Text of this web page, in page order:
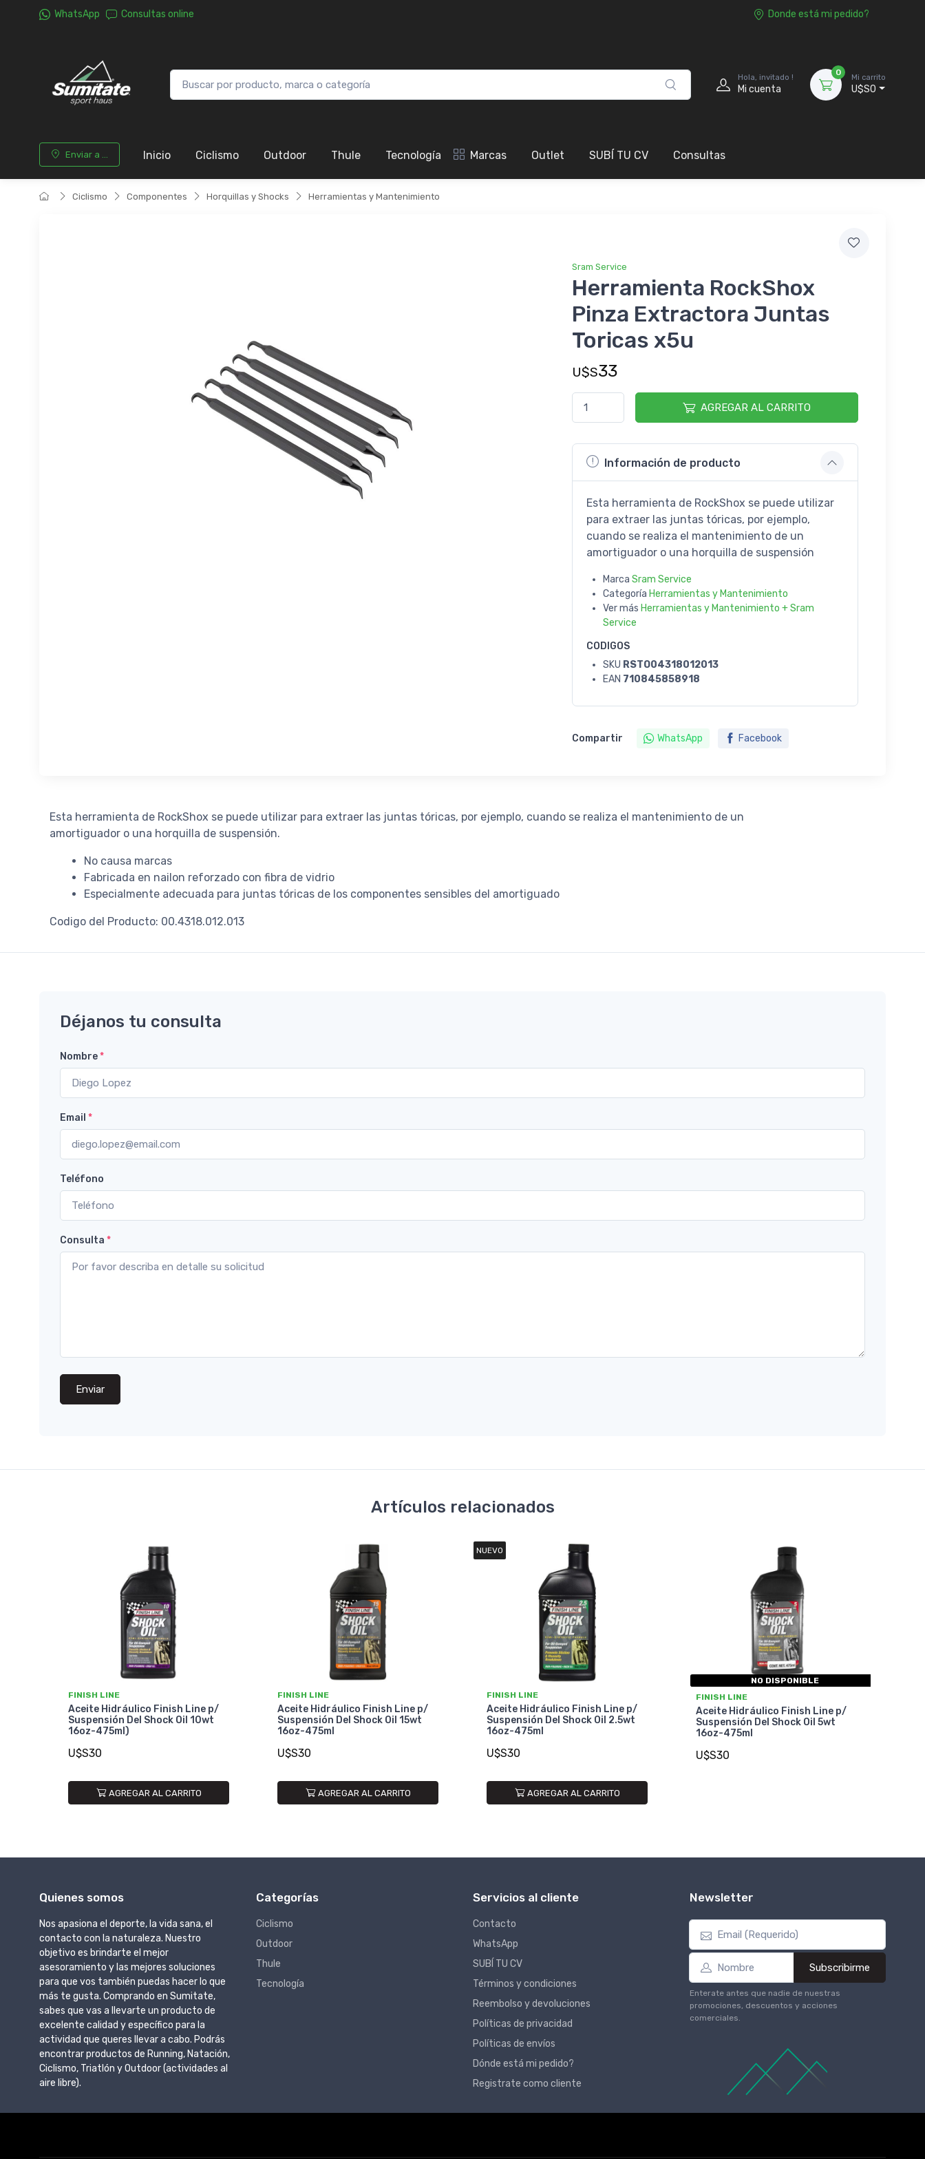
WhatsApp Consultas online Donde está mi pedido?
Hola, invitado !
Mi cuenta
0
Mi carrito
U$S0
Enviar a ... Inicio Ciclismo Outdoor Thule Tecnología Marcas Outlet SUBÍ TU CV Consultas
Ciclismo Componentes Horquillas y Shocks Herramientas y Mantenimiento
Sram Service
Herramienta RockShox
Pinza Extractora Juntas
Toricas x5u
U$S33
AGREGAR AL CARRITO
Información de producto
Esta herramienta de RockShox se puede utilizar
para extraer las juntas tóricas, por ejemplo,
cuando se realiza el mantenimiento de un
amortiguador o una horquilla de suspensión
Marca Sram Service
Categoría Herramientas y Mantenimiento
Ver más Herramientas y Mantenimiento + Sram
Service
CODIGOS
SKU RSTO04318012013
EAN 710845858918
Compartir WhatsApp Facebook
Esta herramienta de RockShox se puede utilizar para extraer las juntas tóricas, por ejemplo, cuando se realiza el mantenimiento de un
amortiguador o una horquilla de suspensión.
No causa marcas
Fabricada en nailon reforzado con fibra de vidrio
Especialmente adecuada para juntas tóricas de los componentes sensibles del amortiguado
Codigo del Producto: 00.4318.012.013
Déjanos tu consulta
Nombre*
Email *
Teléfono
Consulta *
Enviar
Artículos relacionados
FINISH LINE
Aceite Hidráulico Finish Line p/
Suspensión Del Shock Oil 10wt
16oz-475ml)
U$S30
AGREGAR AL CARRITO
FINISH LINE
Aceite Hidráulico Finish Line p/
Suspensión Del Shock Oil 15wt
16oz-475ml
U$S30
AGREGAR AL CARRITO
NUEVO
FINISH LINE
Aceite Hidráulico Finish Line p/
Suspensión Del Shock Oil 2.5wt
16oz-475ml
U$S30
AGREGAR AL CARRITO
NO DISPONIBLE
FINISH LINE
Aceite Hidráulico Finish Line p/
Suspensión Del Shock Oil 5wt
16oz-475ml
U$S30
Quienes somos
Nos apasiona el deporte, la vida sana, el
contacto con la naturaleza. Nuestro
objetivo es brindarte el mejor
asesoramiento y las mejores soluciones
para que vos también puedas hacer lo que
más te gusta. Comprando en Sumitate,
sabes que vas a llevarte un producto de
excelente calidad y específico para la
actividad que queres llevar a cabo. Podrás
encontrar productos de Running, Natación,
Ciclismo, Triatlón y Outdoor (actividades al
aire libre).
Categorías
Ciclismo
Outdoor
Thule
Tecnología
Servicios al cliente
Contacto
WhatsApp
SUBÍ TU CV
Términos y condiciones
Reembolso y devoluciones
Políticas de privacidad
Políticas de envíos
Dónde está mi pedido?
Registrate como cliente
Newsletter
Subscribirme
Enterate antes que nadie de nuestras
promociones, descuentos y acciones
comerciales.